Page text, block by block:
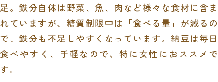
足。鉄分自体は野菜、魚、肉など様々な食材に含ま
れていますが、糖質制限中は「食べる量」が減るの
で、鉄分も不足しやすくなっています。納豆は毎日
食べやすく、手軽なので、特に女性におススメで
す。